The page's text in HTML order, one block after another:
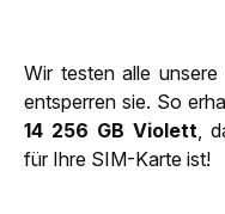
Wir testen alle
entsperren sie. So
14 256 GB Violett ,
für Ihre SIM-Karte ist!